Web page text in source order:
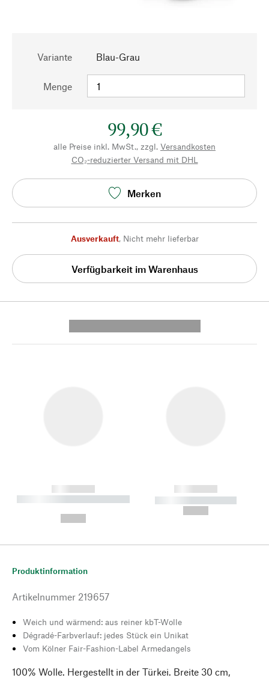
Variante Blau-Grau
Menge
99,90 €
alle Preise inkl. MwSt., zzgl. Versandkosten
CO₂-reduzierter Versand mit DHL
Merken
Ausverkauft, Nicht mehr lieferbar
Verfügbarkeit im Warenhaus
------------
----------- ----------- --------
------------
----------- -----------
Produktinformation
Artikelnummer 219657
Weich und wärmend: aus reiner kbT-Wolle
Dégradé-Farbverlauf: jedes Stück ein Unikat
Vom Kölner Fair-Fashion-Label Armedangels
100% Wolle. Hergestellt in der Türkei. Breite 30 cm,